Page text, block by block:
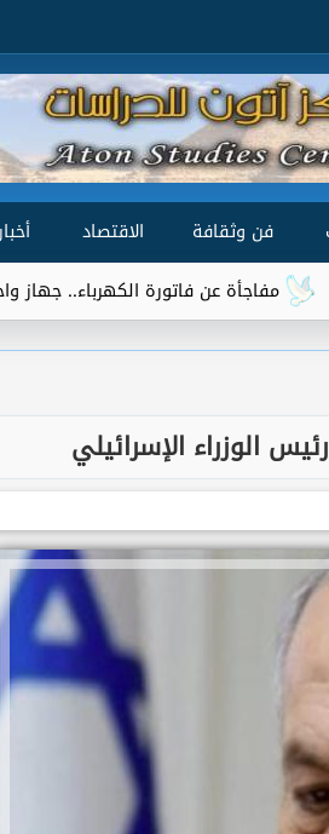
فن وثقافة الاقتصاد
عن فاتورة الكهرباء.. جهاز واحد يتصدر
الوزراء الإسرائيلي